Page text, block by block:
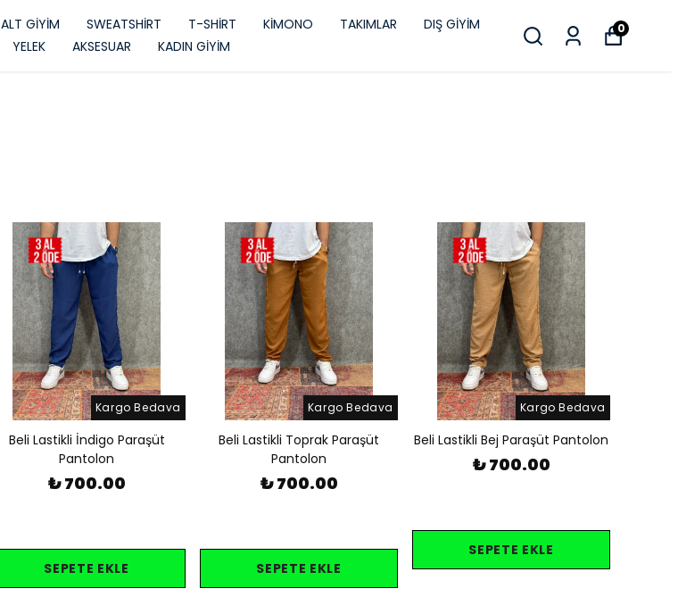
ALT GİYİM SWEATSHİRT T-SHİRT KİMONO TAKIMLAR
DIŞ GİYİM
YELEK
AKSESUAR KADIN GİYİM
0
Kargo Bedava
Beli Lastikli İndigo Paraşüt
Pantolon
₺ 700.00
SEPETE EKLE
Kargo Bedava
Beli Lastikli Toprak Paraşüt
Pantolon
₺ 700.00
SEPETE EKLE
Kargo Bedava
Beli Lastikli Bej Paraşüt Pantolon
₺ 700.00
SEPETE EKLE